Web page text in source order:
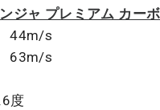
ジャ プレミアム カー
44m/s
63m/s
度